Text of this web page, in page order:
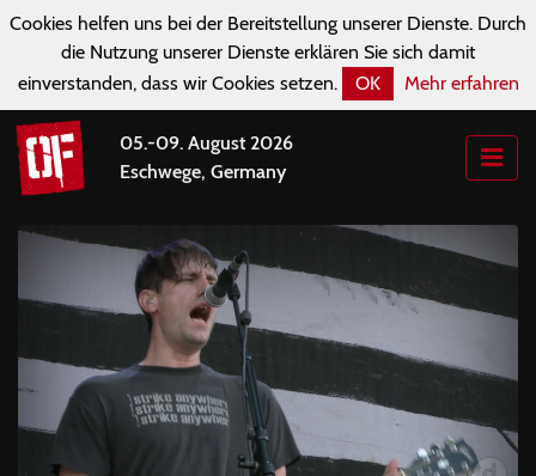
Cookies helfen uns bei der Bereitstellung unserer Dienste. Durch
die Nutzung unserer Dienste erklären Sie sich damit
einverstanden, dass wir Cookies setzen.
OK Mehr erfahren
05.-09. August 2026
Eschwege, Germany